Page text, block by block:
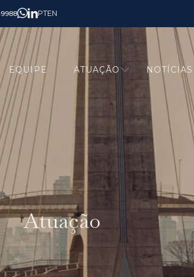
9988 PTEN
EQUIPE ATUAÇÃO
Atuação